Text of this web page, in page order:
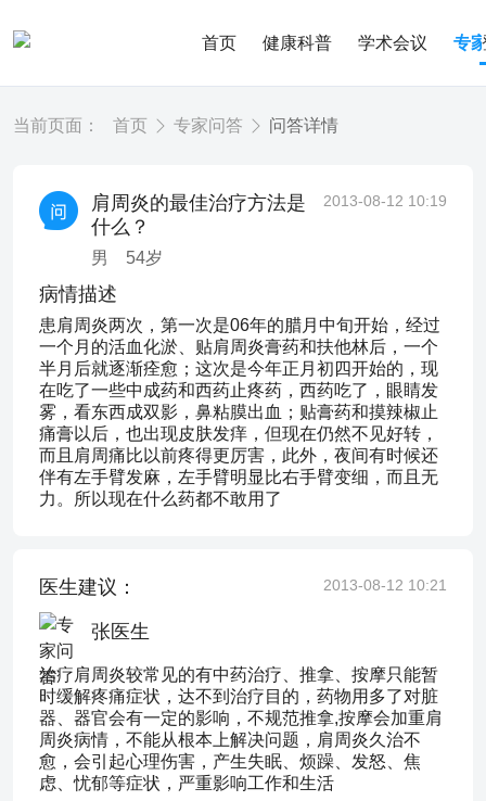
首页 健康科普 学术会议 专
当前页面： 首页 专家问答 问答详情
肩周炎的最佳治疗方法是
什么？
男 54岁
2013-08-12 10:19
病情描述
患肩周炎两次，第一次是06年的腊月中旬开始，经过
一个月的活血化淤、贴肩周炎膏药和扶他林后，一个
半月后就逐渐痊愈；这次是今年正月初四开始的，现
在吃了一些中成药和西药止疼药，西药吃了，眼睛发
雾，看东西成双影，鼻粘膜出血；贴膏药和摸辣椒止
痛膏以后，也出现皮肤发痒，但现在仍然不见好转，
而且肩周痛比以前疼得更厉害，此外，夜间有时候还
伴有左手臂发麻，左手臂明显比右手臂变细，而且无
力。所以现在什么药都不敢用了
医生建议： 2013-08-12 10:21
张医生
治疗肩周炎较常见的有中药治疗、推拿、按摩只能暂
时缓解疼痛症状，达不到治疗目的，药物用多了对脏
器、器官会有一定的影响，不规范推拿,按摩会加重肩
周炎病情，不能从根本上解决问题，肩周炎久治不
愈，会引起心理伤害，产生失眠、烦躁、发怒、焦
虑、忧郁等症状，严重影响工作和生活